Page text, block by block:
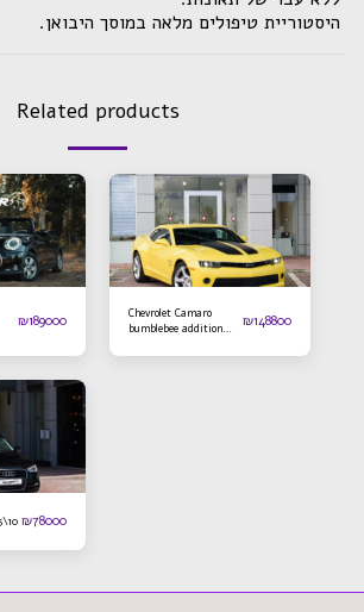
Related products
₪189000
Chevrolet Camaro
bumblebee addition
₪148800
₪78000